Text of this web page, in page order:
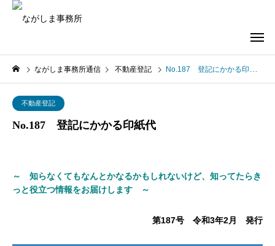
ながしま事務所通信 不動産登記 No.187 登記にかかる印紙代
不動産登記
No.187 登記にかかる印紙代
～ 知らなくてもなんとかなるかもしれないけど、知ってたらき
っと役立つ情報をお届けします ～
第187号 令和3年2月 発行